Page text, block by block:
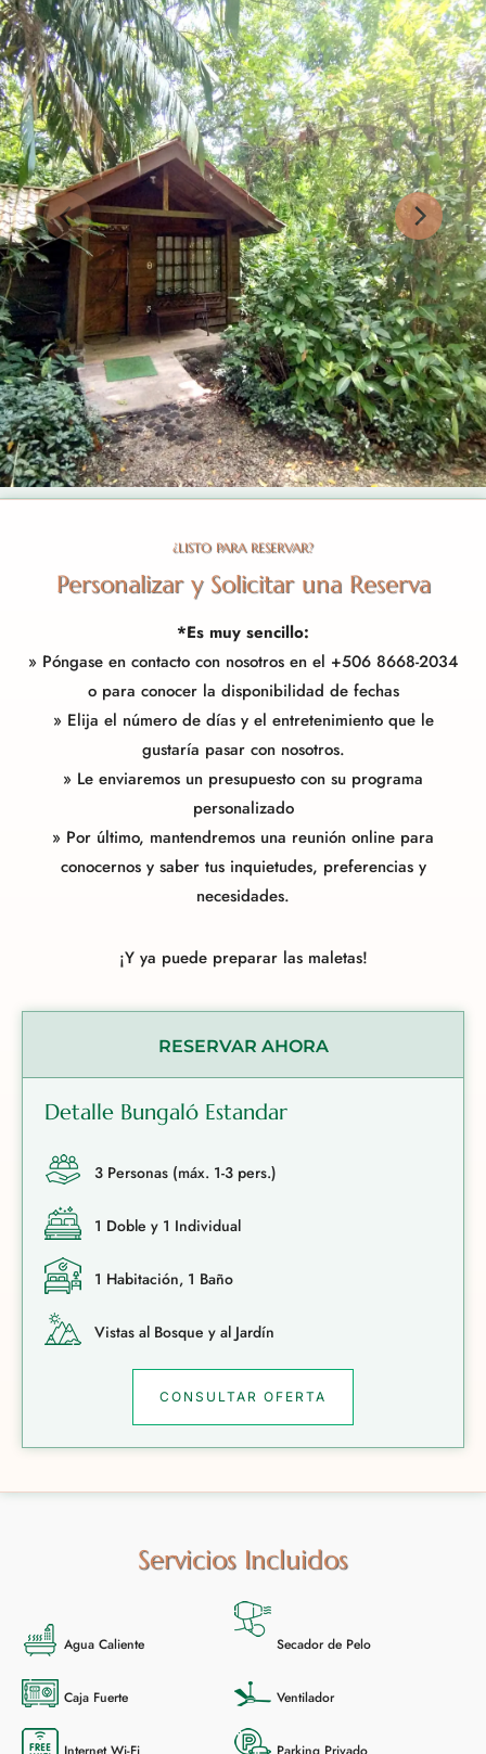
¿LISTO PARA RESERVAR?
Personalizar y Solicitar una Reserva
*Es muy sencillo:
» Póngase en contacto con nosotros en el +506 8668-2034
o para conocer la disponibilidad de fechas
» Elija el número de días y el entretenimiento que le
gustaría pasar con nosotros.
» Le enviaremos un presupuesto con su programa
personalizado
» Por último, mantendremos una reunión online para
conocernos y saber tus inquietudes, preferencias y
necesidades.
¡Y ya puede preparar las maletas!
RESERVAR AHORA
Detalle Bungaló Estandar
3 Personas (máx. 1-3 pers.)
1 Doble y 1 Individual
1 Habitación, 1 Baño
Vistas al Bosque y al Jardín
CONSULTAR OFERTA
Servicios Incluidos
Agua Caliente Secador de Pelo
Caja Fuerte Ventilador